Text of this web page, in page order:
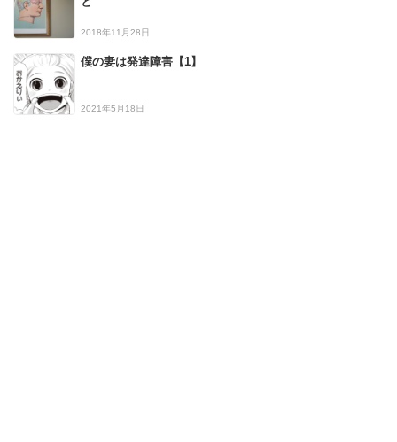
2018年11月28日
僕の妻は発達障害【1】
2021年5月18日